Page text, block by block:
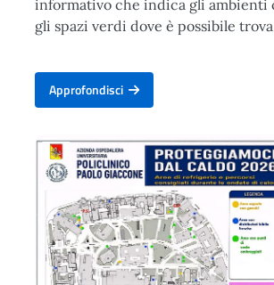
informativo che indica gli ambienti
gli spazi verdi dove è possibile
Approfondisci